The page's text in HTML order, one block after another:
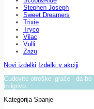
Stephen Joseph
Sweet Dreamers
Trixie
Tryco
Vilac
Vulli
Zazu
Novi izdelki Izdelki v akciji
Čudovite otroške igrače - da
in igrivo.
Kategorija Spanje